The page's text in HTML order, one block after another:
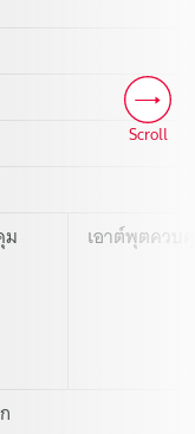
ม เอาต์พุตควบ
Scroll